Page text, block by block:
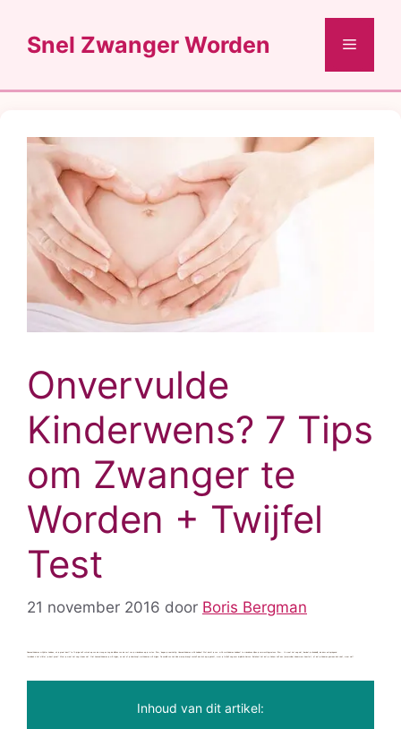
naarSnel Zwanger Worden Menu
Onvervulde
Kinderwens? 7 Tips
om Zwanger te
Worden + Twijfel
Test
21 november 2016 door Boris Bergman
‘Hoeveel kinderen wil jij later hebben, als je groot bent?’ Je 12-jarige zelf schrok op van de vraag en zag de blikken van de rest van je vriendinnen op je rusten. ‘Ehm,’ begon je voorzichtig. Hoeveel kinderen wil ik hebben? Wat dacht je van: wilik wel kinderen hebben? Je vriendinnen kijken je verwachtingsvol aan. ‘Ehm… Ik weet het nog niet,’ besloot je uiteindelijk, de dans ontspringend.
Inmiddels is het al ‘later’; je bent ‘groot’. Maar je weet het nog steeds niet. Niet hoeveel kinderen je wilt krijgen, en niet of je überhaupt wel kinderen wilt krijgen. De aanblik van zo’n klein mensje brengt vanzelf een lach op je gezicht, maar je twijfelt nog over implicatie hiervan. Betekent het dat je stiekem zelf een (onvervulde) kinderwens koestert, of dat je kinderen gewoon leuk vindt, meer niet?
Inhoud van dit artikel: